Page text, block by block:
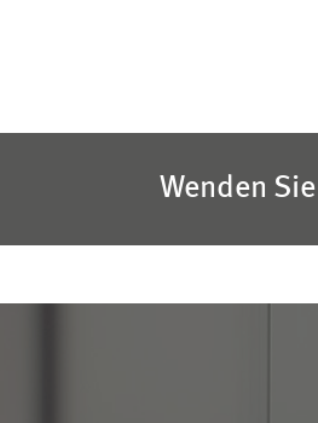
Wenden